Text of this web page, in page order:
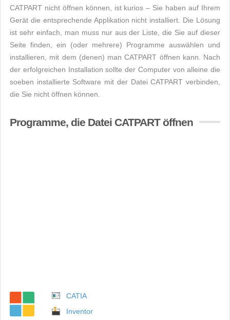
CATPART nicht öffnen können, ist kurios – Sie haben auf Ihrem
Gerät die entsprechende Applikation nicht installiert. Die Lösung
ist sehr einfach, man muss nur aus der Liste, die Sie auf dieser
Seite finden, ein (oder mehrere) Programme auswählen und
installieren, mit dem (denen) man CATPART öffnen kann. Nach
der erfolgreichen Installation sollte der Computer von alleine die
soeben installierte Software mit der Datei CATPART verbinden,
die Sie nicht öffnen können.
Programme, die Datei CATPART öffnen
CATIA
Inventor